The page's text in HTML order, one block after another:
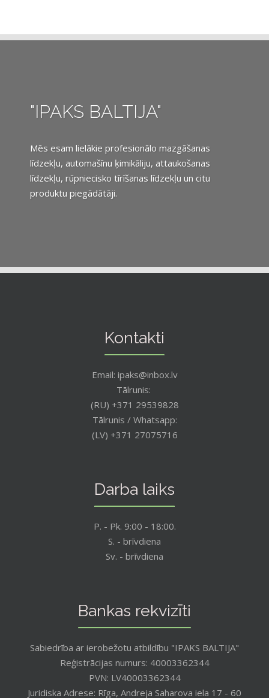
"IPAKS BALTIJA"
Mēs esam lielākie profesionālo mazgāšanas
līdzekļu, automašīnu ķimikāliju, attaukošanas
līdzekļu, rūpniecisko tīrīšanas līdzekļu un citu
produktu piegādātāji.
Kontakti
Email: ipaks@inbox.lv
Tālrunis:
(RU) +371 29539828
Tālrunis / Whatsapp:
(LV) +371 27075716
Darba laiks
P. - Pk. 9:00 - 18:00.
S. - brīvdiena
Sv. - brīvdiena
Bankas rekvizīti
Sabiedrība ar ierobežotu atbildību "IPAKS BALTIJA"
Reģistrācijas numurs: 40003362344
PVN: LV40003362344
Juridiska Adrese: Rīga, Andreja Saharova iela 17 - 60